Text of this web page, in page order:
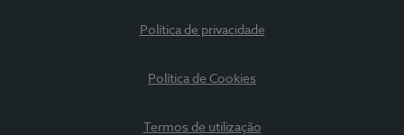
Política de privacidade
Política de Cookies
Termos de utilização